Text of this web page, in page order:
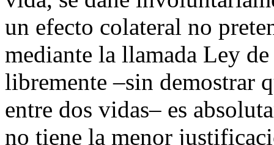
un efecto colateral no
mediante la llamada Ley
libremente –sin demostrar
entre dos vidas– es
no tiene la menor